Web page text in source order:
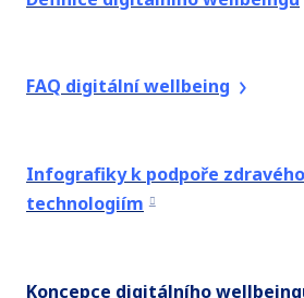
FAQ digitální wellbeing
Infografiky k podpoře
technologiím
Koncepce digitálního